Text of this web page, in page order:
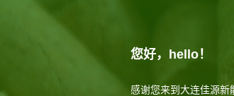
您好，hello！
感谢您来到大连佳源新